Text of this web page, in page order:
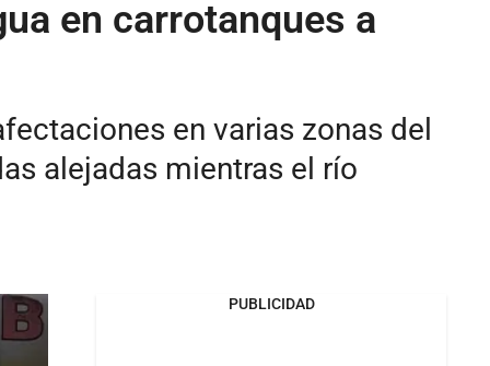
en carrotanques a
en varias zonas del
alejadas mientras el río
PUBLICIDAD